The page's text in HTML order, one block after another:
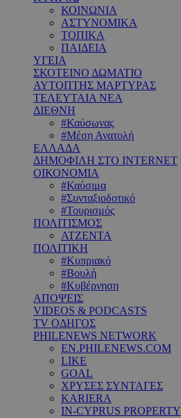
ΚΟΙΝΩΝΙΑ
ΑΣΤΥΝΟΜΙΚΑ
ΤΟΠΙΚΑ
ΠΑΙΔΕΙΑ
ΥΓΕΙΑ
ΣΚΟΤΕΙΝΟ ΔΩΜΑΤΙΟ
ΑΥΤΟΠΤΗΣ ΜΑΡΤΥΡΑΣ
ΤΕΛΕΥΤΑΙΑ ΝΕΑ
ΔΙΕΘΝΗ
#Καύσωνας
#Μέση Ανατολή
ΕΛΛΑΔΑ
ΔΗΜΟΦΙΛΗ ΣΤΟ INTERNET
ΟΙΚΟΝΟΜΙΑ
#Καύσιμα
#Συνταξιοδοτικό
#Τουρισμός
ΠΟΛΙΤΙΣΜΟΣ
ΑΤΖΕΝΤΑ
ΠΟΛΙΤΙΚΗ
#Κυπριακό
#Βουλή
#Κυβέρνηση
ΑΠΟΨΕΙΣ
VIDEOS & PODCASTS
TV ΟΔΗΓΟΣ
PHILENEWS NETWORK
EN.PHILENEWS.COM
LIKE
GOAL
ΧΡΥΣΕΣ ΣΥΝΤΑΓΕΣ
KARIERA
IN-CYPRUS PROPERTY